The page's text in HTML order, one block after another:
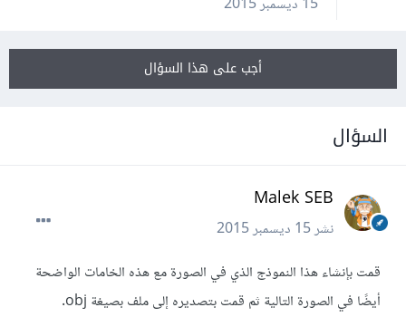
15 ديسمبر 2015
أجب على هذا السؤال
السؤال
Malek SEB
نشر15 ديسمبر 2015
قمت بإنشاء هذا النموذج الذي في الصورة مع هذه الخامات الواضحة
أيضًا في الصورة التالية ثم قمت بتصديره إلى ملف بصيغة obj.